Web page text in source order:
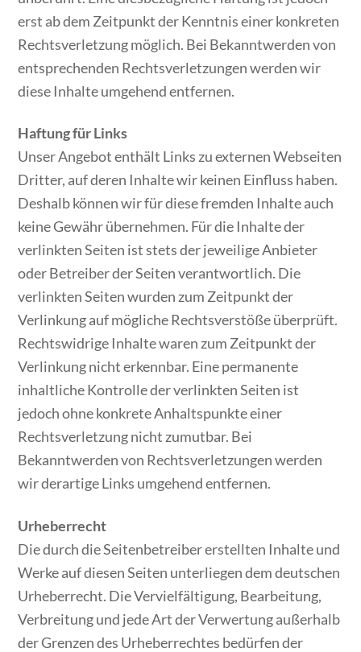
erst ab dem Zeitpunkt der Kenntnis einer konkreten
Rechtsverletzung möglich. Bei Bekanntwerden von
entsprechenden Rechtsverletzungen werden wir
diese Inhalte umgehend entfernen.
Haftung für Links
Unser Angebot enthält Links zu externen Webseiten
Dritter, auf deren Inhalte wir keinen Einfluss haben.
Deshalb können wir für diese fremden Inhalte auch
keine Gewähr übernehmen. Für die Inhalte der
verlinkten Seiten ist stets der jeweilige Anbieter
oder Betreiber der Seiten verantwortlich. Die
verlinkten Seiten wurden zum Zeitpunkt der
Verlinkung auf mögliche Rechtsverstöße überprüft.
Rechtswidrige Inhalte waren zum Zeitpunkt der
Verlinkung nicht erkennbar. Eine permanente
inhaltliche Kontrolle der verlinkten Seiten ist
jedoch ohne konkrete Anhaltspunkte einer
Rechtsverletzung nicht zumutbar. Bei
Bekanntwerden von Rechtsverletzungen werden
wir derartige Links umgehend entfernen.
Urheberrecht
Die durch die Seitenbetreiber erstellten Inhalte und
Werke auf diesen Seiten unterliegen dem deutschen
Urheberrecht. Die Vervielfältigung, Bearbeitung,
Verbreitung und jede Art der Verwertung außerhalb
der Grenzen des Urheberrechtes bedürfen der